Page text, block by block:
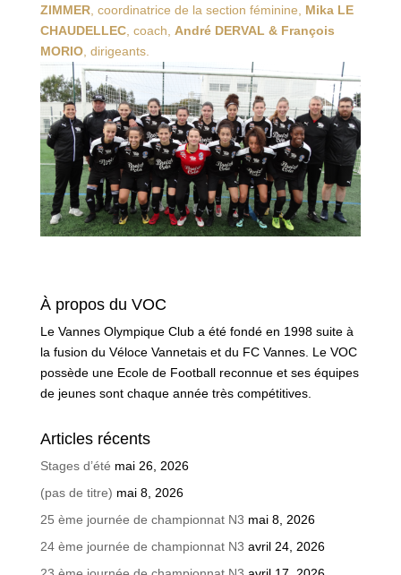
ZIMMER, coordinatrice de la section féminine, Mika LE
CHAUDELLEC, coach, André DERVAL & François
MORIO, dirigeants.
À propos du VOC
Le Vannes Olympique Club a été fondé en 1998 suite à
la fusion du Véloce Vannetais et du FC Vannes. Le VOC
possède une Ecole de Football reconnue et ses équipes
de jeunes sont chaque année très compétitives.
Articles récents
Stages d’été mai 26, 2026
(pas de titre) mai 8, 2026
25 ème journée de championnat N3 mai 8, 2026
24 ème journée de championnat N3 avril 24, 2026